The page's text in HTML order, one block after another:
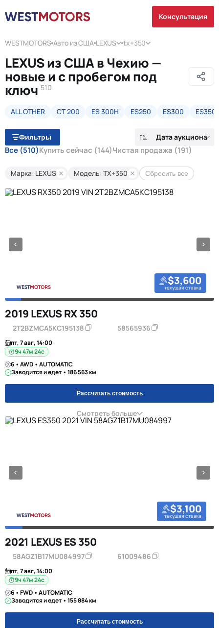
Консультация
WESTMOTORS Авто из США LEXUS tx+350
LEXUS из США в Чехию —
новые и с пробегом под
ключ 510
ALL OTHER CT 200 ES 300H ES250 ES300 ES350
Фильтры Дата аукциона
Все (510)Купить сейчас (144)Чистая продажа (191)
Марка: LEXUS Модель: TX+350 Сбросить все
$3,600
текущая ставка
2019 LEXUS RX 350
2T2BZMCA5KC195138 58565936
пт, 7 авг, 14:00
9ч 47м 23с
6 • AWD • AUTOMATIC
Заводится и едет • 186 563 км
Рассчитать стоимость
Смотреть больше
$3,100
текущая ставка
2021 LEXUS ES 350
58AGZ1B17MU084997 61009486
пт, 7 авг, 14:00
9ч 47м 23с
6 • FWD • AUTOMATIC
Заводится и едет • 155 884 км
Рассчитать стоимость